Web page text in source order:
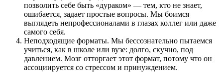
позволить себе быть «дураком» — тем, кто не знает,
ошибается, задает простые вопросы. Мы боимся
выглядеть непрофессионалами в глазах коллег или даже
самого себя.
Неподходящие форматы. Мы бессознательно пытаемся
учиться, как в школе или вузе: долго, скучно, под
давлением. Мозг отторгает этот формат, потому что он
ассоциируется со стрессом и принуждением.